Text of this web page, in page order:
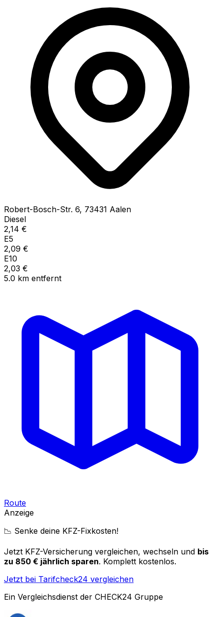
Robert-Bosch-Str. 6, 73431 Aalen
Diesel
2,14 €
E5
2,09 €
E10
2,03 €
5.0 km entfernt
Route
Anzeige
📉 Senke deine KFZ-Fixkosten!
Jetzt KFZ-Versicherung vergleichen, wechseln und bis
zu 850 € jährlich sparen. Komplett kostenlos.
Jetzt bei Tarifcheck24 vergleichen
Ein Vergleichsdienst der CHECK24 Gruppe